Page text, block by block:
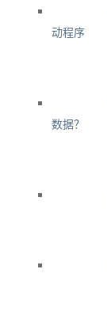
动程序
数据？